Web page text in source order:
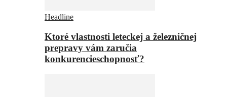
Headline
Ktoré vlastnosti leteckej a železničnej
prepravy vám zaručia
konkurencieschopnosť?